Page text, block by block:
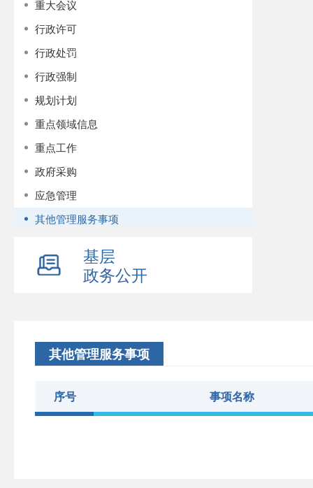
重大会议
行政许可
行政处罚
行政强制
规划计划
重点领域信息
重点工作
政府采购
应急管理
其他管理服务事项
建议提案办理
行政事业性收费
基层
政务公开
其他管理服务事项
序号 事项名称